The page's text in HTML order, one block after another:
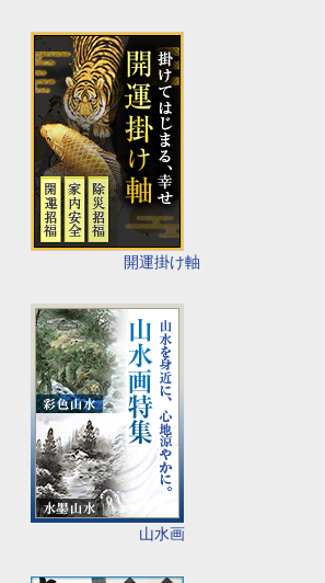
開運掛け軸
山水画